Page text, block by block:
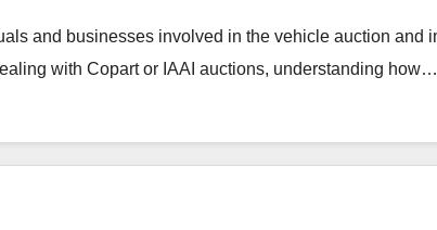
and businesses involved in the vehicle auction and
with Copart or IAAI auctions, understanding how…